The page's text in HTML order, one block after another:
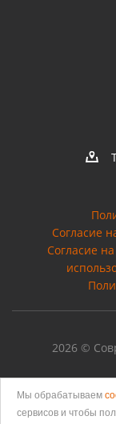
Согласие
Cогласие
2026 ©
Мы обрабатываем
сервисов и чтобы